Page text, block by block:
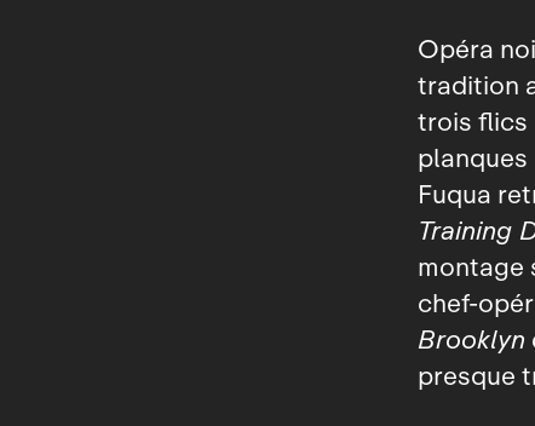
Opéra
tradition
trois flics
Fuqua
Training
montage
Brooklyn
presque